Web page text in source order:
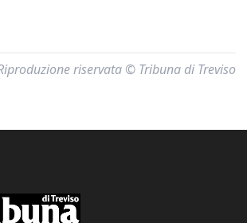
riservata © Tribuna di Treviso